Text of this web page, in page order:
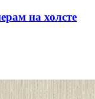
на холсте